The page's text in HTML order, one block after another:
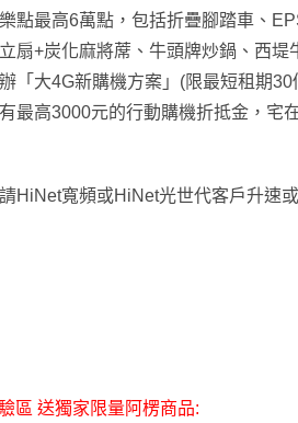
點最高6萬點，包括折疊腳踏車、
扇+炭化麻將蓆、牛頭牌炒鍋、西
「大4G新購機方案」(限最短租期
最高3000元的行動購機折抵金，宅
HiNet寬頻或HiNet光世代客戶升速
區 送獨家限量阿楞商品: